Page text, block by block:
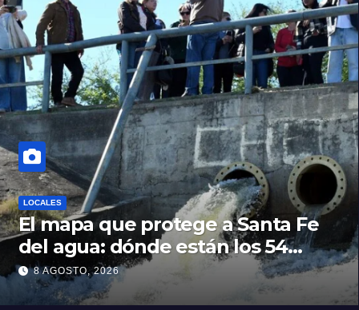
LOCALES
El mapa que protege a Santa Fe
del agua: dónde están los 54
puntos de bombeo
8 AGOSTO, 2026